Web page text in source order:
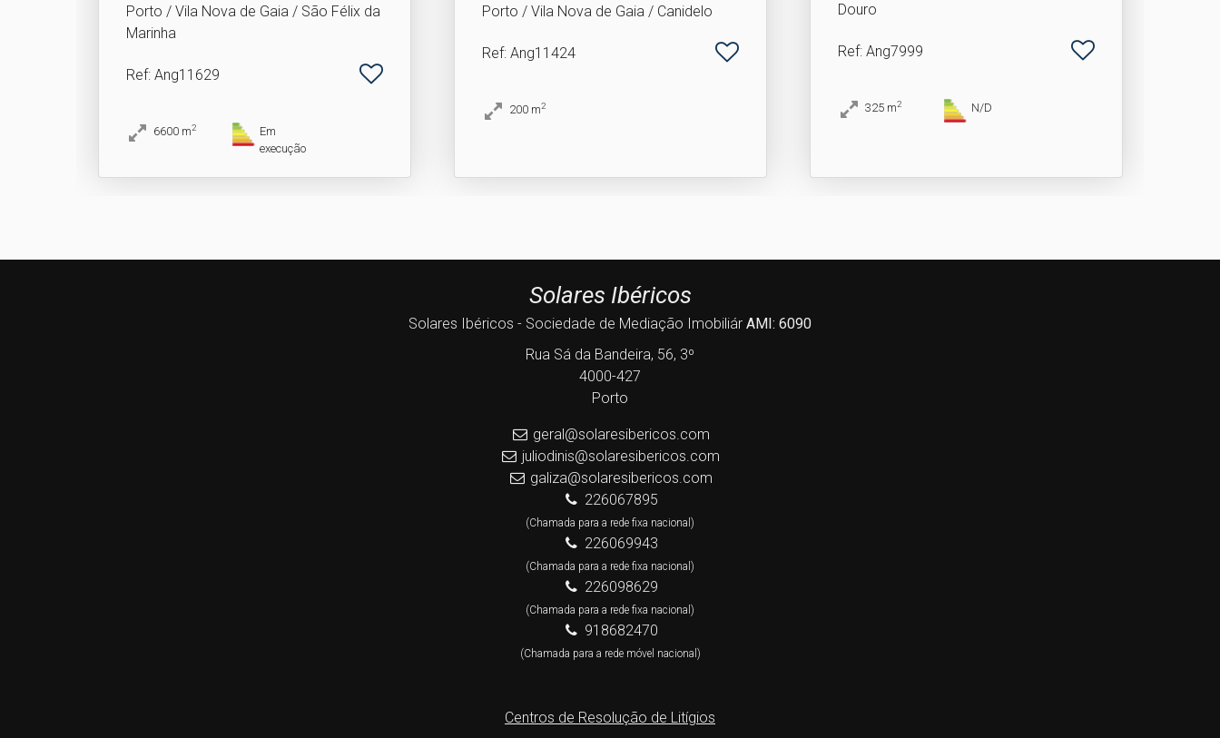
Porto / Vila Nova de Gaia / São Félix da
Marinha
Ref: Ang11629
6600 m2
Em
execução
Porto / Vila Nova de Gaia / Canidelo
Ref: Ang11424
200 m2
Douro
Ref: Ang7999
325 m2 N/D
Solares Ibéricos
Solares Ibéricos - Sociedade de Mediação Imobiliár AMI: 6090
Rua Sá da Bandeira, 56, 3º
4000-427
Porto
geral@solaresibericos.com
juliodinis@solaresibericos.com
galiza@solaresibericos.com
226067895
(Chamada para a rede fixa nacional)
226069943
(Chamada para a rede fixa nacional)
226098629
(Chamada para a rede fixa nacional)
918682470
(Chamada para a rede móvel nacional)
Centros de Resolução de Litígios